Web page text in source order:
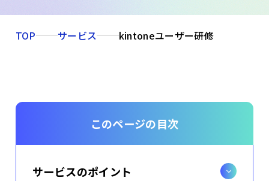
TOP サービス kintoneユーザー研修
このページの目次
サービスのポイント